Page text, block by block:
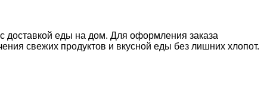
доставкой еды на дом. Для оформления заказа
свежих продуктов и вкусной еды без лишних хлопот.